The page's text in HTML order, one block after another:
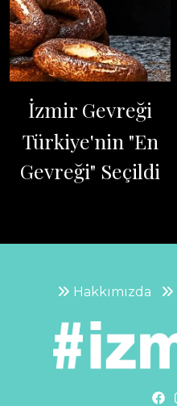
İzmir Gevreği
Türkiye'nin "En
Gevreği" Seçildi
Hakkımızda